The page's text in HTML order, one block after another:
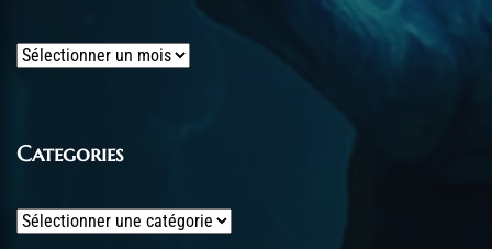
Archives
Categories
Categories